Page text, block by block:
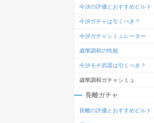
今汐の評価とおすすめビルド
今汐ガチャは引くべき？
今汐ガチャシミュレーター
歳華調和の性能
今汐モチ武器は引くべき？
歳華調和ガチャシミュ
長離ガチャ
長離の評価とおすすめビルド